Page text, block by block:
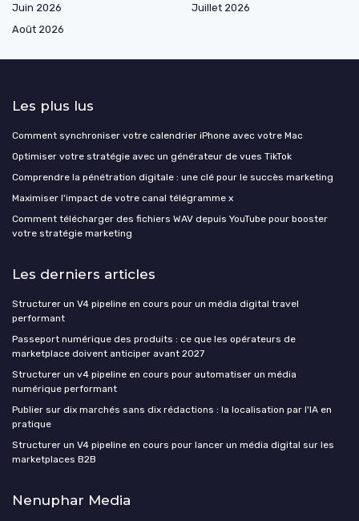
Juin 2026
Juillet 2026
Août 2026
Les plus lus
Comment synchroniser votre calendrier iPhone avec votre Mac
Optimiser votre stratégie avec un générateur de vues TikTok
Comprendre la pénétration digitale : une clé pour le succès marketing
Maximiser l'impact de votre canal télégramme x
Comment télécharger des fichiers WAV depuis YouTube pour booster
votre stratégie marketing
Les derniers articles
Structurer un V4 pipeline en cours pour un média digital travel
performant
Passeport numérique des produits : ce que les opérateurs de
marketplace doivent anticiper avant 2027
Structurer un v4 pipeline en cours pour automatiser un média
numérique performant
Publier sur dix marchés sans dix rédactions : la localisation par l'IA en
pratique
Structurer un V4 pipeline en cours pour lancer un média digital sur les
marketplaces B2B
Nenuphar Media